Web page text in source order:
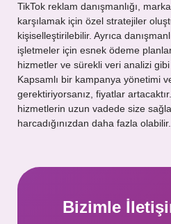
TikTok reklam danışmanlığı,
karşılamak için özel stratejiler
kişiselleştirilebilir. Ayrıca
işletmeler için esnek ödeme
hizmetler ve sürekli veri analizi
Kapsamlı bir kampanya yönetimi
gerektiriyorsanız, fiyatlar
hizmetlerin uzun vadede size
harcadığınızdan daha fazla olabilir.
Bizimle